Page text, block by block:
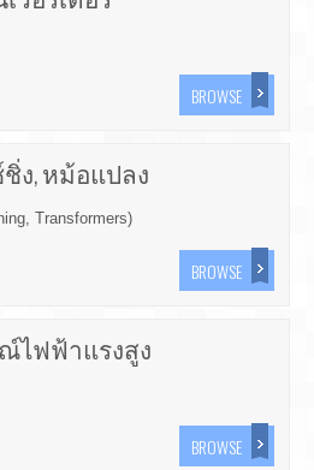
BROWSE
ง, หม้อแปลง
Transformers)
BROWSE
ไฟฟ้าแรงสูง
BROWSE